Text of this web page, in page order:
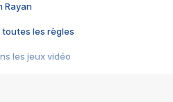
Rayan
toutes les règles
les jeux vidéo